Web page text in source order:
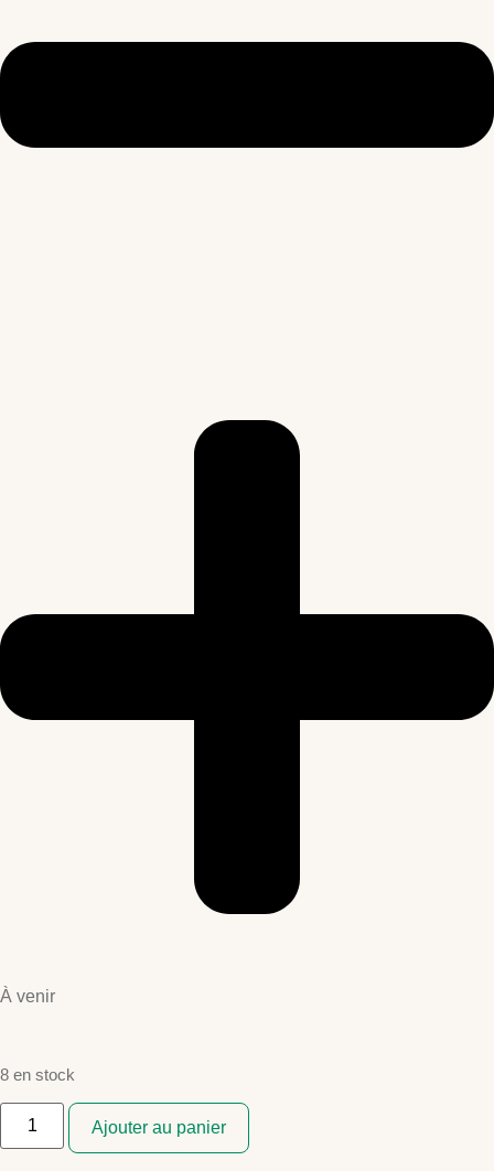
À venir
8 en stock
Ajouter au panier